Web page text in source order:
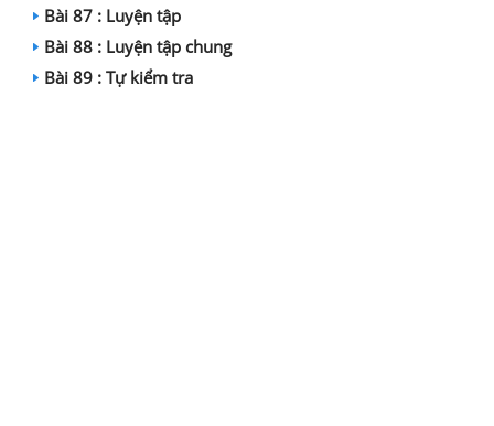
Bài 87 : Luyện tập
Bài 88 : Luyện tập chung
Bài 89 : Tự kiểm tra